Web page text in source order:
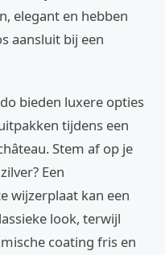
elegant en hebben
aansluit bij een
bieden luxere opties
tijdens een
Stem af op je
Een
wijzerplaat kan een
look, terwijl
coating fris en